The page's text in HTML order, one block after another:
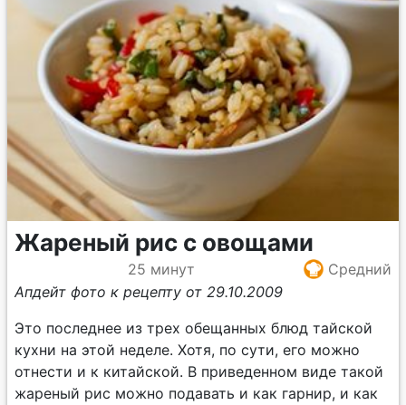
Жареный рис с овощами
25 минут
Средний
Апдейт фото к рецепту от 29.10.2009
Это последнее из трех обещанных блюд тайской
кухни на этой неделе. Хотя, по сути, его можно
отнести и к китайской. В приведенном виде такой
жареный рис можно подавать и как гарнир, и как